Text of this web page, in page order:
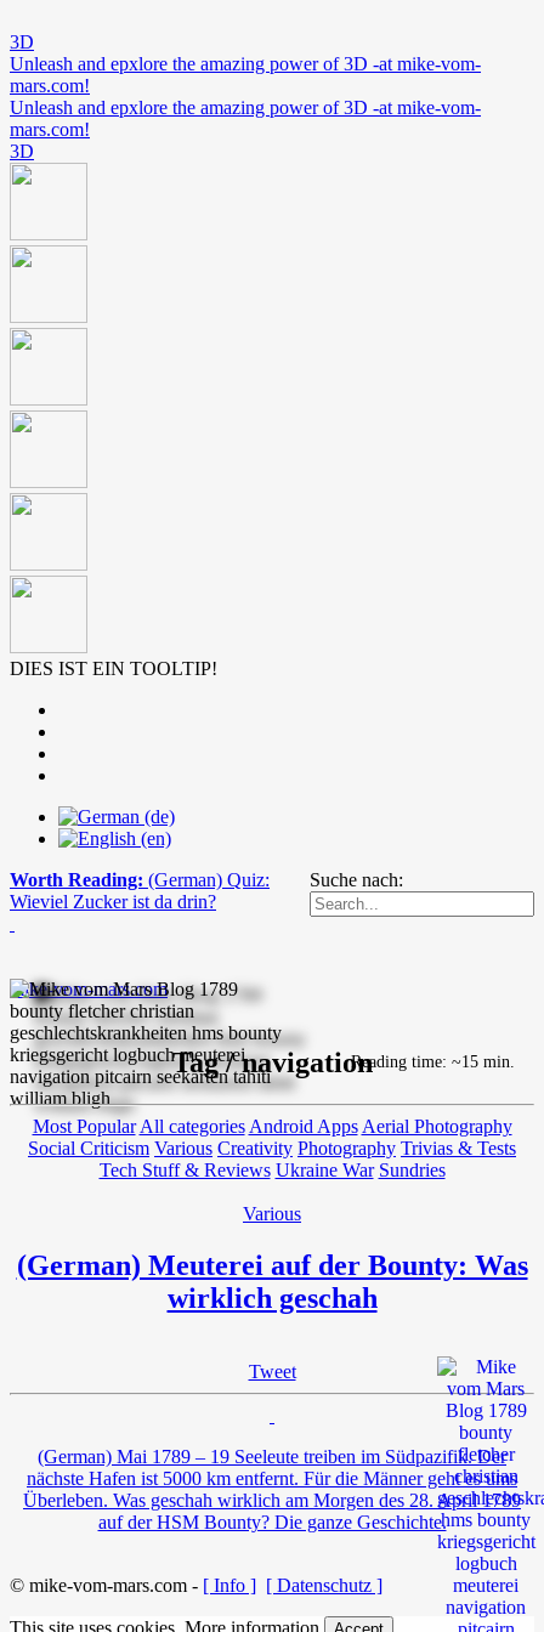
3D
Unleash and epxlore the amazing power of 3D -at mike-vom-
mars.com!
Unleash and epxlore the amazing power of 3D -at mike-vom-
mars.com!
3D
DIES IST EIN TOOLTIP!
Suche nach:
Worth Reading: (German) Quiz:
Wieviel Zucker ist da drin?
mike-vom-mars.com
Tag / navigation
Most Popular All categories Android Apps Aerial Photography
Social Criticism Various Creativity Photography Trivias & Tests
Tech Stuff & Reviews Ukraine War Sundries
Various
(German) Meuterei auf der Bounty: Was
wirklich geschah
Tweet
Reading time: ~15 min.
(German) Mai 1789 – 19 Seeleute treiben im Südpazifik. Der
nächste Hafen ist 5000 km entfernt. Für die Männer geht es ums
Überleben. Was geschah wirklich am Morgen des 28. April 1789
auf der HSM Bounty? Die ganze Geschichte.
© mike-vom-mars.com - [ Info ] [ Datenschutz ]
This site uses cookies. More information